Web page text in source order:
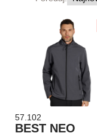
57.102
BEST NEO